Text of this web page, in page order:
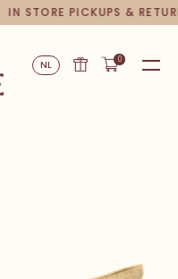
IN STORE PICKUPS &
NL 0